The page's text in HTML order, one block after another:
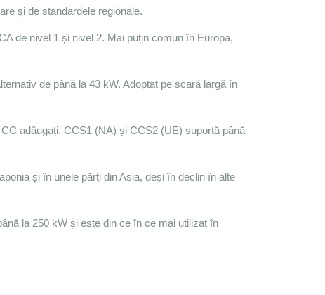
și de standardele regionale.
de nivel 1 și nivel 2. Mai puțin comun în Europa,
de până la 43 kW. Adoptat pe scară largă în
adăugați. CCS1 (NA) și CCS2 (UE) suportă până
și în unele părți din Asia, deși în declin în alte
la 250 kW și este din ce în ce mai utilizat în